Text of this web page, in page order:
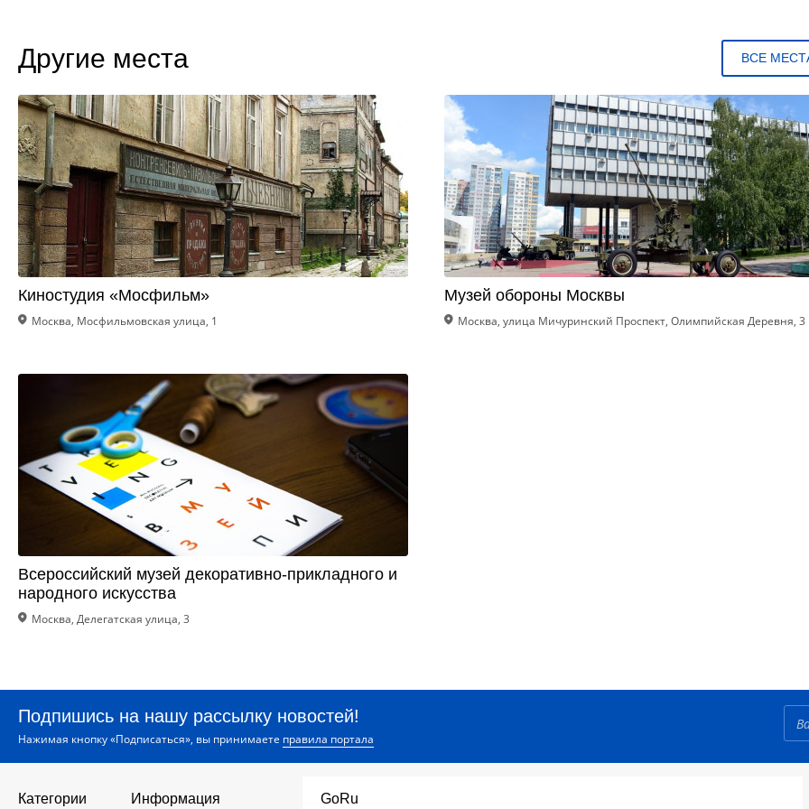
Другие места ВСЕ
Киностудия «Мосфильм»
Москва, Мосфильмовская улица, 1
Музей обороны Москвы
Москва, улица Мичуринский Проспект, Олимпийская Деревня, 3
Всероссийский музей декоративно-прикладного и
народного искусства
Москва, Делегатская улица, 3
Подпишись на нашу рассылку новостей!
Нажимая кнопку «Подписаться», вы принимаете правила портала
Категории Информация GoRu